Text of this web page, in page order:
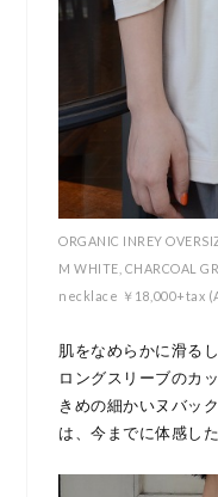
ORGANIC INREY
M WHITE, CHARCOAL
necklace ￥18,000+tax
肌をなめらかに滑る
ロングスリーブのカッ
きめの細かいヌバッ
は、今までに体感し